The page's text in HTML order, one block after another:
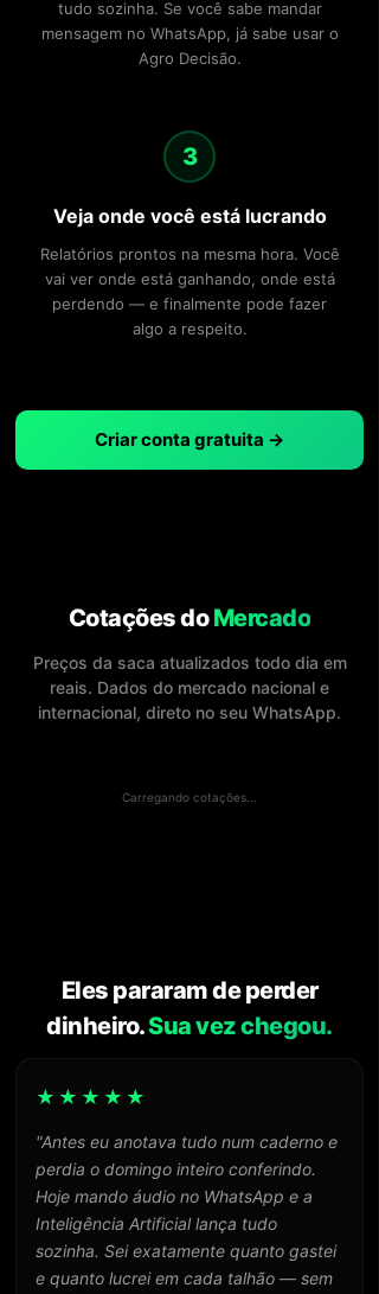
tudo sozinha. Se você sabe mandar
mensagem no WhatsApp, já sabe usar o
Agro Decisão.
3
Veja onde você está lucrando
Relatórios prontos na mesma hora. Você
vai ver onde está ganhando, onde está
perdendo — e finalmente pode fazer
algo a respeito.
Criar conta gratuita →
Cotações doMercado
Preços da saca atualizados todo dia em
reais. Dados do mercado nacional e
internacional, direto no seu WhatsApp.
Carregando cotações...
Eles pararam de perder
dinheiro.Sua vez chegou.
★★★★★
"Antes eu anotava tudo num caderno e
perdia o domingo inteiro conferindo.
Hoje mando áudio no WhatsApp e a
Inteligência Artificial lança tudo
sozinha. Sei exatamente quanto gastei
e quanto lucrei em cada talhão — sem